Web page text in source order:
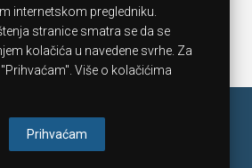
Board, All rights reserved. Design &
o kolačićima
internetskom pregledniku.
stranice smatra se da se
kolačića u navedene svrhe. Za
Više o kolačićima
Prihvaćam